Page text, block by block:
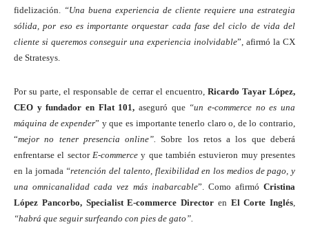
fidelización.
“Una buena experiencia de cliente requiere una estrategia
sólida, por eso es importante orquestar cada fase del ciclo de vida del
cliente si queremos conseguir una experiencia inolvidable”, afirmó la CX
de Stratesys.
Por su parte, el responsable de cerrar el encuentro, Ricardo Tayar López,
CEO y fundador en Flat 101,aseguró que “un e-commerce no es una
máquina de expender” y que es importante tenerlo claro o, de lo contrario,
“mejor no tener presencia online”.Sobre los retos a los que deberá
enfrentarse el sector E-commerce y que también estuvieron muy presentes
en la jornada “retención del talento, flexibilidad en los medios de pago, y
una omnicanalidad cada vez más inabarcable”. Como afirmó Cristina
López Pancorbo, Specialist E-commerce Director en El Corte Inglés
“habrá que seguir surfeando con pies de gato”.